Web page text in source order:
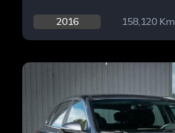
2016 158,120 Km